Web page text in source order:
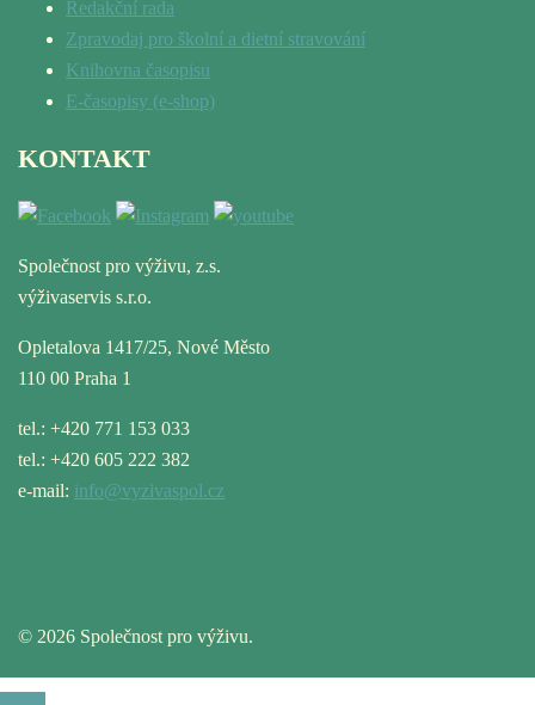
Redakční rada
Zpravodaj pro školní a dietní stravování
Knihovna časopisu
E-časopisy (e-shop)
KONTAKT
Společnost pro výživu, z.s.
výživaservis s.r.o.
Opletalova 1417/25, Nové Město
110 00 Praha 1
tel.: +420 771 153 033
tel.: +420 605 222 382
e-mail: info@vyzivaspol.cz
© 2026 Společnost pro výživu.